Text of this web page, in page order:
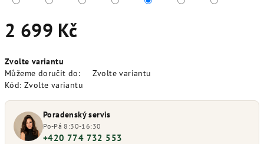
2 699 Kč
cena:
Zvolte variantu
Můžeme doručit do:
Zvolte variantu
Kód: Zvolte variantu
Poradenský servis
Po-Pá 8:30-16:30
+420 774 732 553